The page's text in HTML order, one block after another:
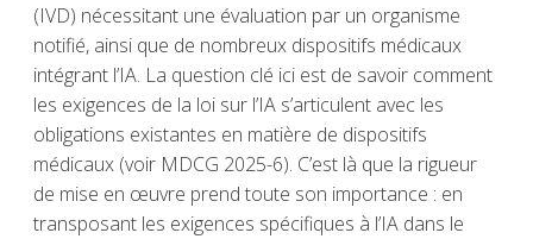
(IVD) nécessitant une évaluation par un organisme
notifié, ainsi que de nombreux dispositifs médicaux
intégrant l’IA. La question clé ici est de savoir comment
les exigences de la loi sur l’IA s’articulent avec les
obligations existantes en matière de dispositifs
médicaux (voir MDCG 2025-6). C’est là que la rigueur
de mise en œuvre prend toute son importance : en
transposant les exigences spécifiques à l’IA dans le